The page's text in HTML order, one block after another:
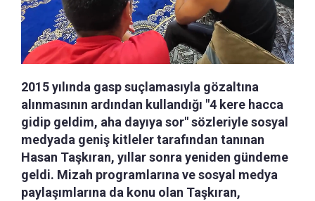
2015 yılında gasp suçlamasıyla gözaltına
alınmasının ardından kullandığı "4 kere hacca
gidip geldim, aha dayıya sor" sözleriyle sosyal
medyada geniş kitleler tarafından tanınan
Hasan Taşkıran, yıllar sonra yeniden gündeme
geldi. Mizah programlarına ve sosyal medya
paylaşımlarına da konu olan Taşkıran,